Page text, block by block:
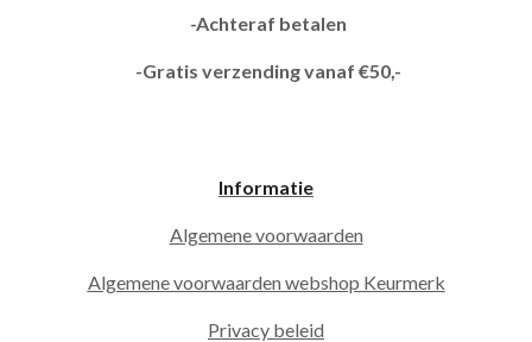
-Achteraf betalen
-Gratis verzending vanaf €50,-
Informatie
Algemene voorwaarden
Algemene voorwaarden webshop Keurmerk
Privacy beleid